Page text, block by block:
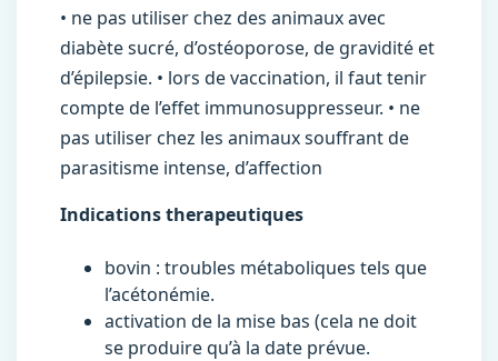
• ne pas utiliser chez des animaux avec
diabète sucré, d’ostéoporose, de gravidité et
d’épilepsie. • lors de vaccination, il faut tenir
compte de l’effet immunosuppresseur. • ne
pas utiliser chez les animaux souffrant de
parasitisme intense, d’affection
Indications therapeutiques
bovin : troubles métaboliques tels que
l’acétonémie.
activation de la mise bas (cela ne doit
se produire qu’à la date prévue.